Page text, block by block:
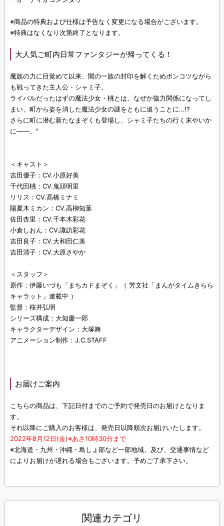
※商品の特典および仕様は予告なく変更になる場合がございます。
※特典はなくなり次第終了となります。
大人気ご町内日常ファンタジーが帰ってくる！
魔族の力に目覚めて以来、闇の一族の封印を解くためポンコツながら
も戦ってきた主人公・シャミ子。
ライバルだったはずの魔法少女・桃とは、なぜか協力関係になってし
まい、町から姿を消した魔法少女の謎をともに追うことに…!?
さらに町に潜む新たなまぞくも登場し、シャミ子たちの行く末やいか
に――。"
＜キャスト＞
吉田優子：CV.小原好美
千代田桃：CV.鬼頭明里
リリス：CV.髙橋ミナミ
陽夏木ミカン：CV.高柳知葉
佐田杏里：CV.千本木彩花
小倉しおん：CV.諏訪彩花
吉田良子：CV.大和田仁美
吉田清子：CV.大原さやか
＜スタッフ＞
原作：伊藤いづも「まちカドまぞく」（ 芳文社「まんがタイムきらら
キャラット」連載中 ）
監督：桜井弘明
シリーズ構成：大知慶一郎
キャラクターデザイン：大塚舞
アニメーション制作：J.C.STAFF
お届けご案内
こちらの商品は、下記日付までのご予約で発売日のお届けとなりま
す。
それ以降にご購入のお客様は、発売日以降順次お届けいたします。
2022年8月12日(金)※あさ10時30分まで
※北海道・九州・沖縄・島しょ部など一部地域、及び、交通事情など
によりお届けが遅れる場合もございます。予めご了承下さい。
関連カテゴリ